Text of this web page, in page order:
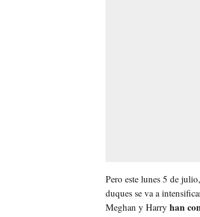
Pero este lunes 5 de
duques se va a
Meghan y Harry han